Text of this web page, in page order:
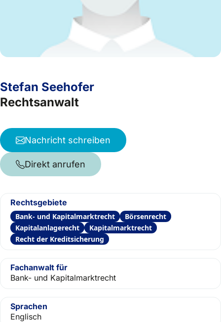
Stefan Seehofer
Rechtsanwalt
Nachricht schreiben
Direkt anrufen
Rechtsgebiete
Bank- und Kapitalmarktrecht
Börsenrecht
Kapitalanlagerecht
Kapitalmarktrecht
Recht der Kreditsicherung
Fachanwalt für
Bank- und Kapitalmarktrecht
Sprachen
Englisch